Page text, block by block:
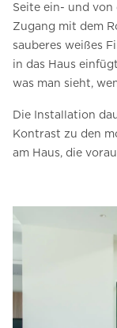
Seite ein- und von
Zugang mit dem
sauberes weißes
in das Haus
was man sieht,
Die Installation
Kontrast zu den
am Haus, die